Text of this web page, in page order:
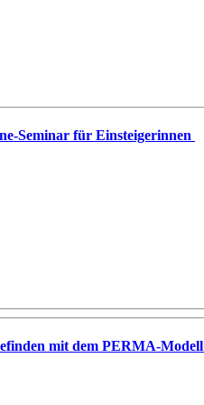
Seminar für Einsteigerinnen
mit dem PERMA-Modell